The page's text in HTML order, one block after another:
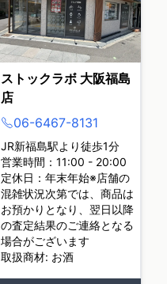
ストックラボ 大阪福島
店
06-6467-8131
JR新福島駅より徒歩1分
営業時間：11:00 - 20:00
定休日：年末年始※店舗の
混雑状況次第では、商品は
お預かりとなり、翌日以降
の査定結果のご連絡となる
場合がございます
取扱商材: お酒